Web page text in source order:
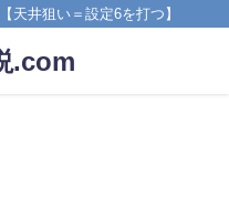
井狙い＝設定6を打つ】
.com